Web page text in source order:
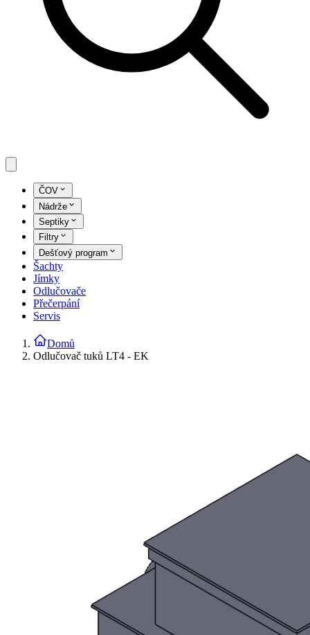
ČOV
Nádrže
Septiky
Filtry
Dešťový program
Šachty
Jímky
Odlučovače
Přečerpání
Servis
Domů
Odlučovač tuků LT4 - EK